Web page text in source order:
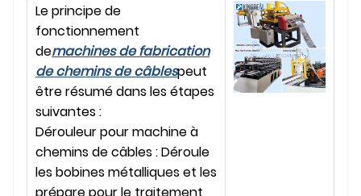
Le principe de
fonctionnement
demachines de fabrication
de chemins de câblespeut
être résumé dans les étapes
suivantes :
Dérouleur pour machine à
chemins de câbles : Déroule
les bobines métalliques et les
prépare pour le traitement